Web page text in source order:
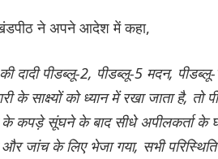
ने अपने आदेश में कहा,
दादी पीडब्लू-2, पीडब्लू-5 मदन,
को ध्यान में रखा जाता है, तो
के कपड़े सूंघने के बाद सीधे अपीलकर्ता के
और जांच के लिए भेजा गया, सभी